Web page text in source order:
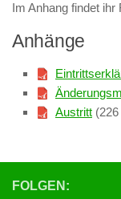
Im Anhang findet
Anhänge
Austritt
FOLGEN: